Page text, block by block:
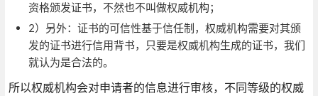
资格颁发证书，不然也不叫做权威机构；
2）另外：证书的可信性基于信任制，权威机构需要对其颁
发的证书进行信用背书，只要是权威机构生成的证书，我们
就认为是合法的。
所以权威机构会对申请者的信息进行审核，不同等级的权威